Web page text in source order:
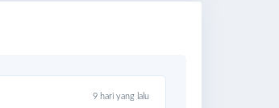
rumah sakit darurat.
9 hari yang lalu